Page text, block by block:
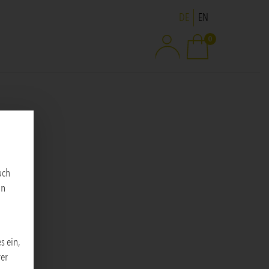
ein,
DE
Sprache ändern
EN
0